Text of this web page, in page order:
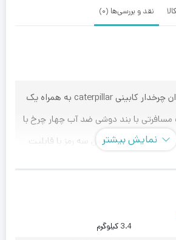
نقد و بررسی‌ها (0)
چمدان چرخدار کابینی caterpillar به همراه یک
با بند دوشی ضد آب چهار چرخ با
چرخش 360 درجه دارای قفل سه رمز با قابلیت
پرچ شده روی چمدان) دارای کارت
نمایش بیشتر
3.4 کیلوگرم